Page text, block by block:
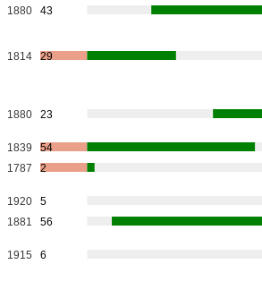
1880 43
1814 29
1880 23
1839
54
1787 2
1920
5
1881 56
1915 6